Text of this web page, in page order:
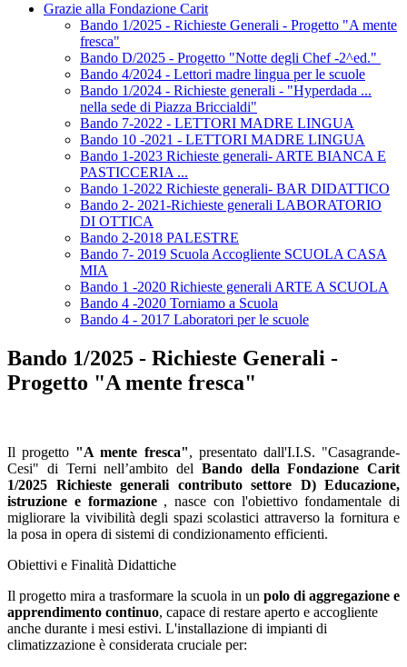
Grazie alla Fondazione Carit
Bando 1/2025 - Richieste Generali - Progetto "A mente
fresca"
Bando D/2025 - Progetto "Notte degli Chef -2^ed."
Bando 4/2024 - Lettori madre lingua per le scuole
Bando 1/2024 - Richieste generali - "Hyperdada ...
nella sede di Piazza Briccialdi"
Bando 7-2022 - LETTORI MADRE LINGUA
Bando 10 -2021 - LETTORI MADRE LINGUA
Bando 1-2023 Richieste generali- ARTE BIANCA E
PASTICCERIA ...
Bando 1-2022 Richieste generali- BAR DIDATTICO
Bando 2- 2021-Richieste generali LABORATORIO
DI OTTICA
Bando 2-2018 PALESTRE
Bando 7- 2019 Scuola Accogliente SCUOLA CASA
MIA
Bando 1 -2020 Richieste generali ARTE A SCUOLA
Bando 4 -2020 Torniamo a Scuola
Bando 4 - 2017 Laboratori per le scuole
Bando 1/2025 - Richieste Generali -
Progetto "A mente fresca"
Il progetto "A mente fresca", presentato dall'I.I.S. "Casagrande-
Cesi" di Terni nell’ambito del Bando della Fondazione Carit
1/2025 Richieste generali contributo settore D) Educazione,
istruzione e formazione , nasce con l'obiettivo fondamentale di
migliorare la vivibilità degli spazi scolastici attraverso la fornitura e
la posa in opera di sistemi di condizionamento efficienti.
Obiettivi e Finalità Didattiche
Il progetto mira a trasformare la scuola in un polo di aggregazione e
apprendimento continuo, capace di restare aperto e accogliente
anche durante i mesi estivi. L'installazione di impianti di
climatizzazione è considerata cruciale per: